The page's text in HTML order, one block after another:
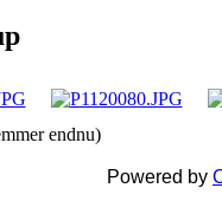
endnu)
Powered by